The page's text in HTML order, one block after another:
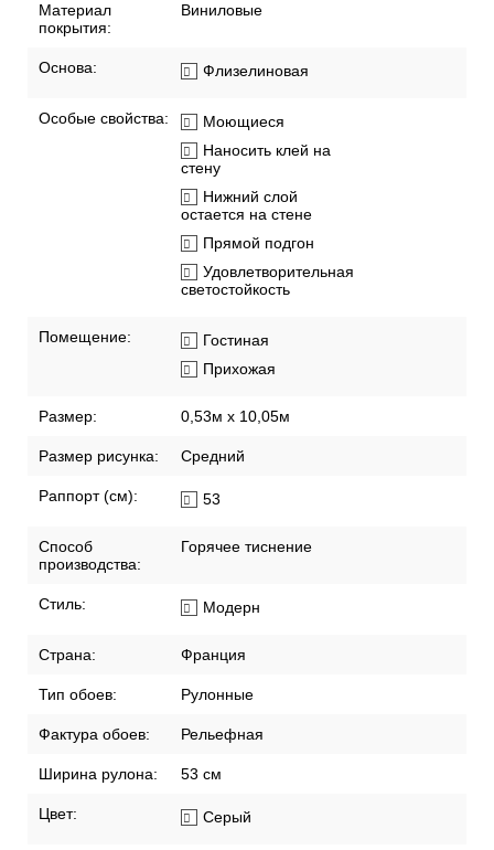
Материал
покрытия:
Виниловые
Основа: Флизелиновая
Особые свойства:
Моющиеся
Наносить клей на
стену
Нижний слой
остается на стене
Прямой подгон
Удовлетворительная
светостойкость
Помещение:
Гостиная
Прихожая
Размер: 0,53м x 10,05м
Размер рисунка: Средний
Раппорт (см): 53
Способ
производства:
Горячее тиснение
Стиль: Модерн
Страна: Франция
Тип обоев: Рулонные
Фактура обоев: Рельефная
Ширина рулона: 53 см
Цвет: Серый